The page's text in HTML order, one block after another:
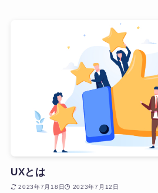
UXとは
2023年7月18日 2023年7月12日